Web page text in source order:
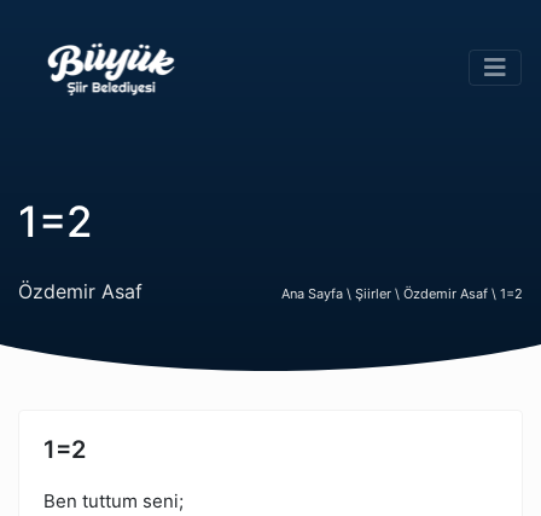
1=2
Özdemir Asaf Ana Sayfa \ Şiirler \ Özdemir Asaf \ 1=2
1=2
Ben tuttum seni;